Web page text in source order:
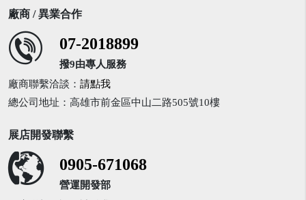
廠商 / 異業合作
07-2018899
撥9由專人服務
廠商聯繫洽談： 請點我
總公司地址：高雄市前金區中山二路505號10樓
展店開發聯繫
0905-671068
營運開發部